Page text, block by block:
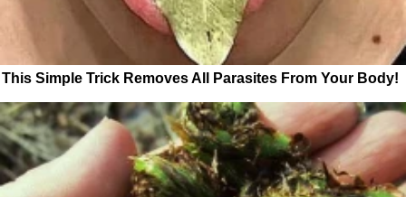
This Simple Trick Removes All Parasites From Your Body!